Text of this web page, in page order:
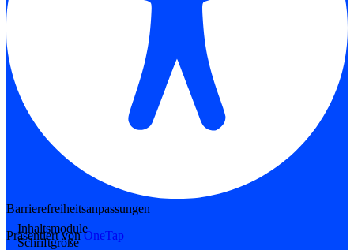
Barrierefreiheitsanpassungen
Präsentiert vonOneTap
Inhaltsmodule
Schriftgröße